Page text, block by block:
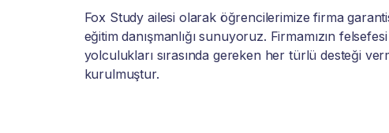
Fox Study ailesi olarak öğrencilerimize firma
eğitim danışmanlığı sunuyoruz. Firmamızın
yolculukları sırasında gereken her türlü desteği
kurulmuştur.